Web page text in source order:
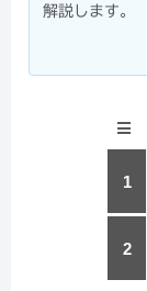
解説します。